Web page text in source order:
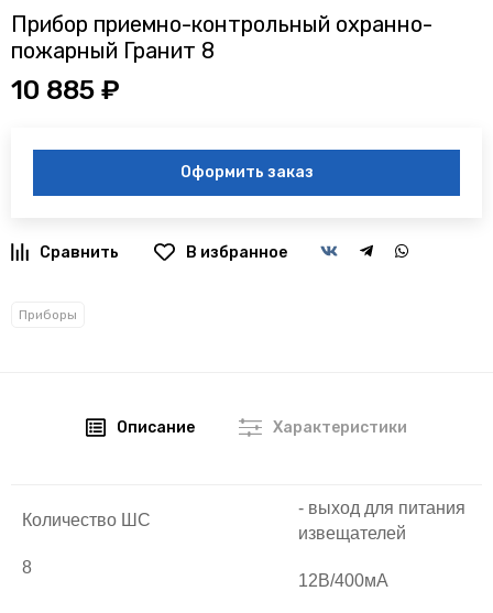
Прибор приемно-контрольный охранно-
пожарный Гранит 8
10 885 ₽
Оформить заказ
В избранное
Приборы
Описание Характеристики
Количество ШС
8
- выход для питания
извещателей
12В/400мА